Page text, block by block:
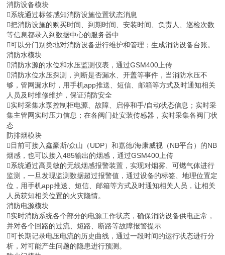
消防设备模块
系统通过标签感知消防设施位置状态消息
把消防设施的购买时间、到期时间、安装时间、负责人、巡检次数
等信息都录入到数据中心的服务器中
可以分门别类地对消防设备进行维护和管理；生成消防设备台账。
消防水模块
消防水源的水位和水压监测仪表，通过GSM400上传
消防水位水压探测，判断是否漏水、开盖等事件，当消防水压不
够，管网漏水时，用手机app推送、短信、邮箱等方式及时通知相关
人员及时维修维护，保证消防安全
实时采集水泵控制柜电源、故障、启停和手/自动状态信息；实时采
集主管网实时压力信息；在各阀门处安装传感器，实时采集各阀门状
态
防排烟模块
目前可接入鑫豪斯/众山（UDP）和嘉德/海康威视（NB平台）的NB
烟感，也可以接入485输出的烟感，通过GSM400上传
系统通过高灵敏的无线烟感报警装置，实现对烟雾、可燃气体进行
监测，一旦发现监测数据超过报警值，通过设备的标签、地理位置定
位，用手机app推送、短信、邮箱等方式及时通知相关人员，让相关
人员获知相关位置的火灾隐情。
消防电源模块
实时消防系统各个部分的电源工作状态，确保消防设备供电正常，
并对各个回路的过流、短路、断路等故障报警提示
可长期记录电压电流的历史曲线，通过一段时间的运行状态进行分
析，对可能产生问题的隐患进行预测。